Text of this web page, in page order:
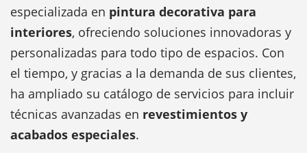
especializada en pintura decorativa para
interiores, ofreciendo soluciones innovadoras y
personalizadas para todo tipo de espacios. Con
el tiempo, y gracias a la demanda de sus clientes,
ha ampliado su catálogo de servicios para incluir
técnicas avanzadas en revestimientos y
acabados especiales.